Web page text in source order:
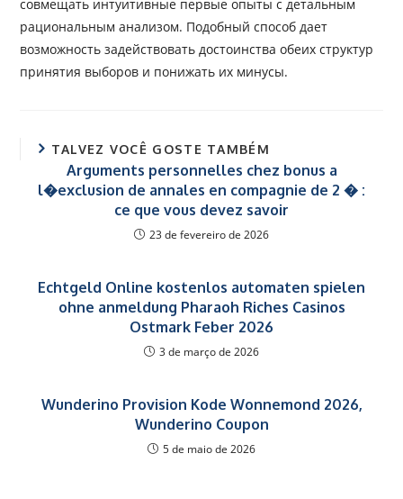
совмещать интуитивные первые опыты с детальным
рациональным анализом. Подобный способ дает
возможность задействовать достоинства обеих структур
принятия выборов и понижать их минусы.
TALVEZ VOCÊ GOSTE TAMBÉM
Arguments personnelles chez bonus a
l�exclusion de annales en compagnie de 2 � :
ce que vous devez savoir
23 de fevereiro de 2026
Echtgeld Online kostenlos automaten spielen
ohne anmeldung Pharaoh Riches Casinos
Ostmark Feber 2026
3 de março de 2026
Wunderino Provision Kode Wonnemond 2026,
Wunderino Coupon
5 de maio de 2026